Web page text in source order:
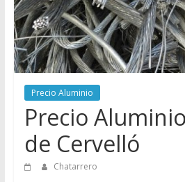
de
Chatarreros
para
vender
Chatarra
Precio Aluminio
Precio
de Cervelló
Chatarrero